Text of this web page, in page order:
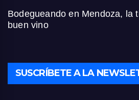
Bodegueando en Mendoza, la
buen vino
SUSCRÍBETE A LA